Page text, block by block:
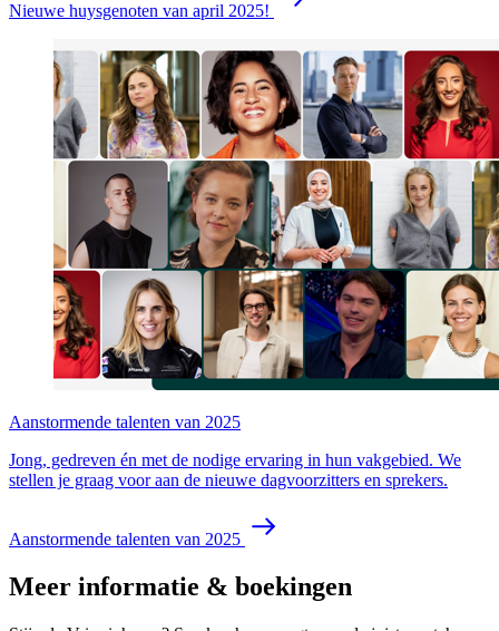
Nieuwe huysgenoten van april 2025!
Aanstormende talenten van 2025
Jong, gedreven én met de nodige ervaring in hun vakgebied. We
stellen je graag voor aan de nieuwe dagvoorzitters en sprekers.
Aanstormende talenten van 2025
Meer informatie & boekingen